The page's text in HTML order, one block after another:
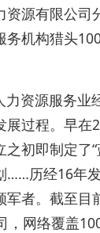
资源有限公司
务机构猎头
力资源服务业
展过程。早在
之初即制定了
……历经16年
军者。截至目
，网络覆盖